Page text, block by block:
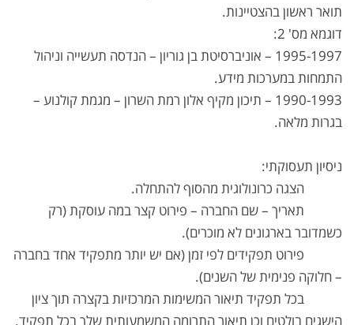
תואר ראשון בהצטיינות.
דוגמא מס' 2:
1995-1997 – אוניברסיטת בן גוריון – הנדסה תעשייה וניהול
התמחות במערכות מידע.
1990-1993 – תיכון מקיף אלון רמת השרון – מגמת קולנוע –
בגרות מלאה.
ניסיון תעסוקתי:
הצגה כרונולוגית מהסוף להתחלה.
תאריך – שם החברה – פירוט קצר במה עוסקת (רק
כשמדובר בארגונים לא מוכרים).
פירוט תפקידים לפי זמן (אם יש יותר מתפקיד אחד בחברה
– חלוקה פנימית של השנים).
בכל תפקיד תיאור המשימות המרכזיות בקצרה תוך ציון
הישגים בולטים וכן תיאור התרומה המשמעותית שלך בכל תפקיד.